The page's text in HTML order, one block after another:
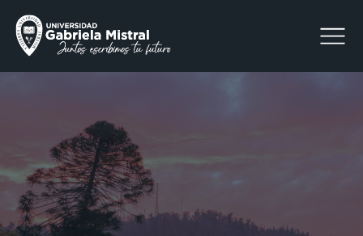
La Universidad
Facultades y Escuelas